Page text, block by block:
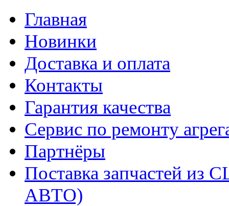
Главная
Новинки
Доставка и оплата
Контакты
Гарантия качества
Сервис по ремонту
Партнёры
Поставка запчастей
АВТО)